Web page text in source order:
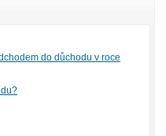
do důchodu v roce